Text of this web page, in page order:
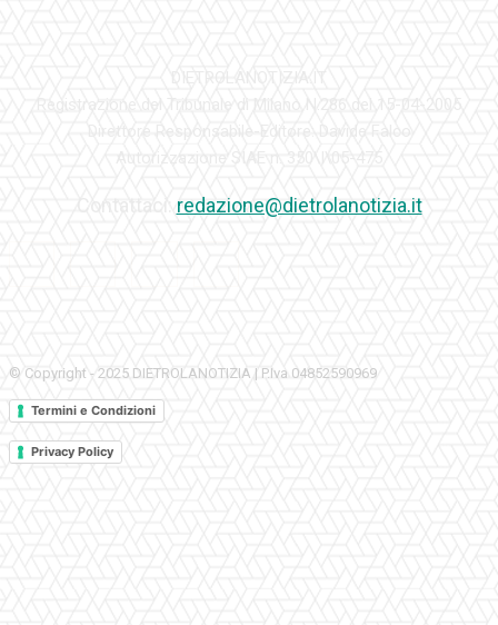
redazione@dietrolanotizia.it
© Copyright - 2025 DIETROLANOTIZIA | P.Iva 04852590969
Termini e Condizioni
Privacy Policy